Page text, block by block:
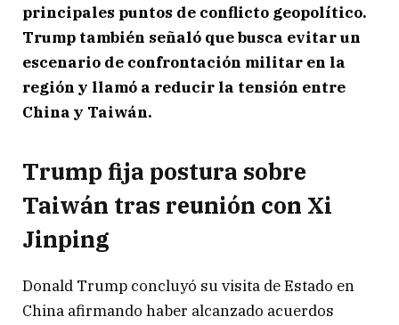
principales puntos de conflicto geopolítico.
Trump también señaló que busca evitar un
escenario de confrontación militar en la
región y llamó a reducir la tensión entre
China y Taiwán.
Trump fija postura sobre
Taiwán tras reunión con Xi
Jinping
Donald Trump concluyó su visita de Estado en
China afirmando haber alcanzado acuerdos